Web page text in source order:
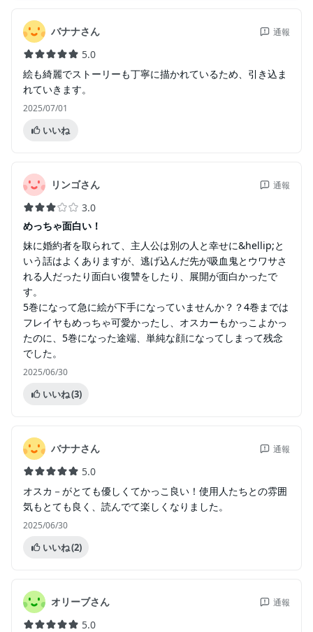
バナナさん 通報
5.0
絵も綺麗でストーリーも丁寧に描かれているため、引き込ま
れていきます。
2025/07/01
いいね
リンゴさん 通報
3.0
めっちゃ面白い！
妹に婚約者を取られて、主人公は別の人と幸せに&hellip;と
いう話はよくありますが、逃げ込んだ先が吸血鬼とウワサさ
れる人だったり面白い復讐をしたり、展開が面白かったで
す。
5巻になって急に絵が下手になっていませんか？？4巻までは
フレイヤもめっちゃ可愛かったし、オスカーもかっこよかっ
たのに、5巻になった途端、単純な顔になってしまって残念
でした。
2025/06/30
いいね(3)
バナナさん 通報
5.0
オスカ－がとても優しくてかっこ良い！使用人たちとの雰囲
気もとても良く、読んでて楽しくなりました。
2025/06/30
いいね(2)
オリーブさん 通報
5.0